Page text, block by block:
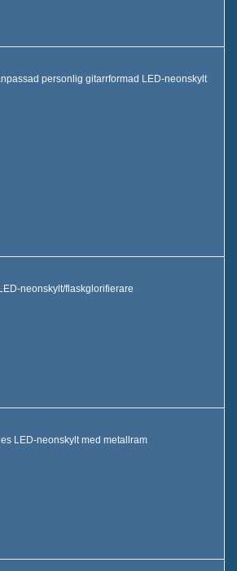
personlig gitarrformad LED-neonskylt
neonskylt/flaskglorifierare
LED-neonskylt med metallram